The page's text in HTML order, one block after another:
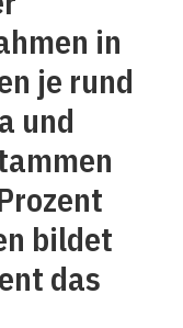
in
je rund
und
bildet
das